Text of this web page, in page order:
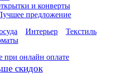
и конверты
предложение
Интерьер
Текстиль
скидок